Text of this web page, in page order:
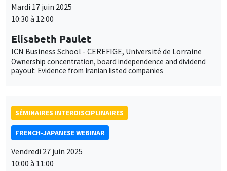
Mardi 17 juin 2025
10:30 à 12:00
Elisabeth Paulet
ICN Business School - CEREFIGE, Université de Lorraine
Ownership concentration, board independence and dividend
payout: Evidence from Iranian listed companies
SÉMINAIRES INTERDISCIPLINAIRES
FRENCH-JAPANESE WEBINAR
Vendredi 27 juin 2025
10:00 à 11:00